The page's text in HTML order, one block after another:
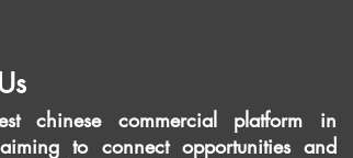
chinese commercial platform in
to connect opportunities and